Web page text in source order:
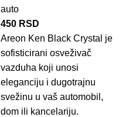
auto
450 RSD
Areon Ken Black Crystal je
sofisticirani osveživač
vazduha koji unosi
eleganciju i dugotrajnu
svežinu u vaš automobil,
dom ili kancelariju.